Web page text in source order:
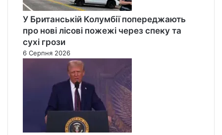
У Британській Колумбії попереджають
про нові лісові пожежі через спеку та
сухі грози
6 Серпня 2026